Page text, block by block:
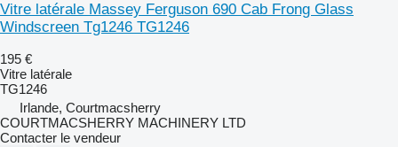
Vitre latérale Massey Ferguson 690 Cab Frong Glass
Windscreen Tg1246 TG1246
195 €
Vitre latérale
TG1246
Irlande, Courtmacsherry
COURTMACSHERRY MACHINERY LTD
Contacter le vendeur